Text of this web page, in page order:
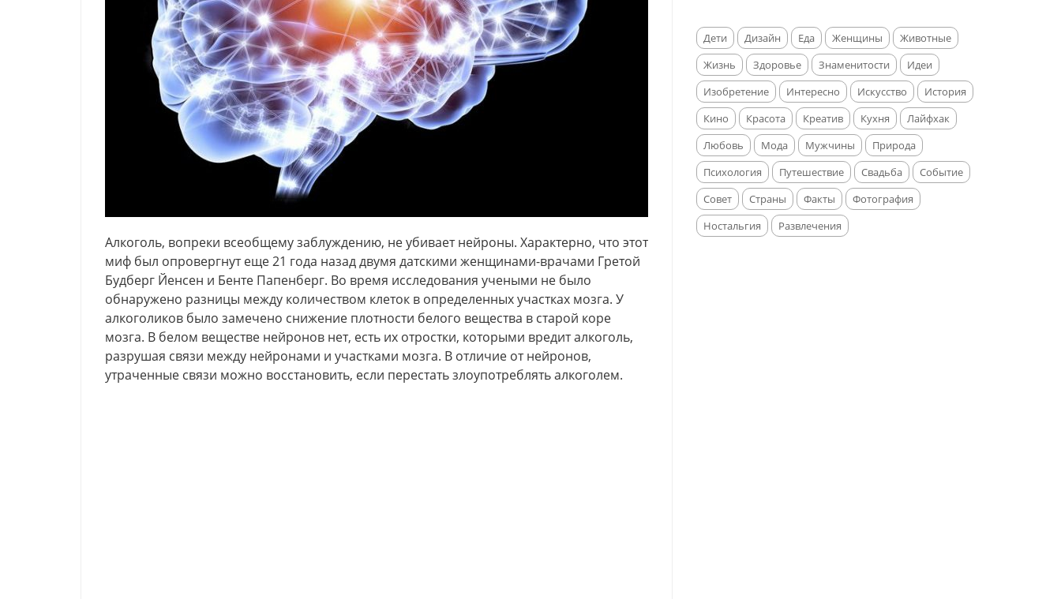
Алкоголь, вопреки всеобщему заблуждению, не убивает нейроны. Характерно, что этот
миф был опровергнут еще 21 года назад двумя датскими женщинами-врачами Гретой
Будберг Йенсен и Бенте Папенберг. Во время исследования учеными не было
обнаружено разницы между количеством клеток в определенных участках мозга. У
алкоголиков было замечено снижение плотности белого вещества в старой коре
мозга. В белом веществе нейронов нет, есть их отростки, которыми вредит алкоголь,
разрушая связи между нейронами и участками мозга. В отличие от нейронов,
утраченные связи можно восстановить, если перестать злоупотреблять алкоголем.
Дети Дизайн Еда Женщины
Животные
Жизнь
Здоровье Знаменитости
Идеи
Изобретение
Интересно Искусство
История
Кино
Красота Креатив Кухня
Лайфхак
Любовь
Мода Мужчины
Природа
Психология
Путешествие Свадьба
Событие
Совет
Страны Факты
Фотография
Ностальгия
Развлечения